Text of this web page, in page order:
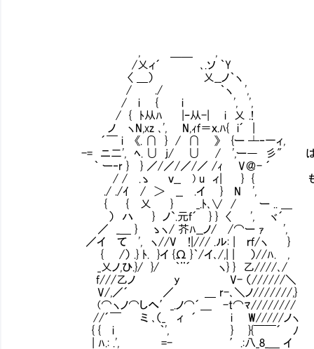
/乂ィ´ ､.ソ ｀Y
〈 ＿） 乂__ノ｀ヽ
/ ./ ｀ヽ ',
/ i { i ', ',
/ { ﾄ从ﾊ |ｰ从-| i 乂 .!
ノ ヽN,xz ､', N,ｨｆ＝ｘ.ﾊ{ i´ |
´￣ i 《. ∩ } / ∩ 》 {ー ┴‐一ィ,
-= ニ二', ﾍ. ∪ j/ ∪ / ',ー― 彡" は、
｀ ー‐r } } ／/／/／/／ /ｨ V＠- ´
/ / .ゝ ｖ__ ) u ィ| } { もしかし
./ ./ｲ / ＞ __ .イ } N ',
{ { 乂 } _.ﾄ､∨ / ー .. ＿
） ハ } ノ`.元f´ } } 〈 ', ヾ´
／ _＿ } ゝヽ/ 芥ﾊ__ノ/ /⌒ー ｧ ',
／イ て ', ヽ//V !|/// .ル: | ｒｆ/ヽ }
{ /） .} ﾄ. }イ {Ω }｀/イ､/,| | ）//ﾊ. ,
_乂ノ,ひ.}/ }/ ｀¨´ ヽ} } 乙////､/
f///乙ノ y V- （//////＼
V/,／´ ／ ＿ r-､＼ノ///////,}
(⌒ヽノ⌒しへ′_.ノ⌒´＿ -t⌒ﾏ////////
//´￣ ミ ､（_ ィ ´ i W/////ノヽ
{ { i ｀', } }{￣￣´ ﾉ
| ﾊ.: .', =- ′.:八_8_＿ イ